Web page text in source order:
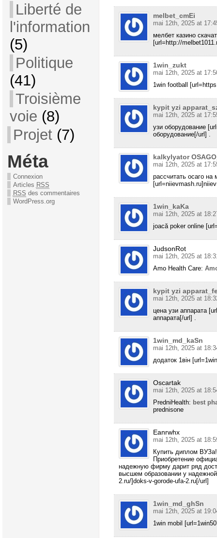
Liberté de
l'information
(5)
Politique
(41)
Troisième
voie (8)
Projet(7)
Méta
Connexion
Articles RSS
RSS des commentaires
WordPress.org
melbet_cmEi
mai 12th, 2025 at
мелбет казино
[url=http://
1win_zukt
mai 12th, 2025 at
1win football
kypit yzi
mai 12th, 2025 at
узи оборудование
оборудование[/url] .
kalkylyator
mai 12th, 2025 at
рассчитать осаго на
1win_kaKa
mai 12th, 2025 at
joacă poker online
JudsonRot
mai 12th, 2025 at
Amo Health Care:
kypit yzi
mai 12th, 2025 at
цена узи аппарата
аппарата[/url] .
1win_md_kaSn
mai 12th, 2025 at
додаток 1він
Oscartak
mai 12th, 2025 at
PredniHealth: best
prednisone
Eanrwhx
mai 12th, 2025 at
Купить диплом ВУЗа!
Приобретение
надежную фирму дарит ряд
высшем образовании у
2.ru/]doks-v-gorode-ufa-2.ru[/url]
1win_md_ghSn
mai 12th, 2025 at
1win mobil